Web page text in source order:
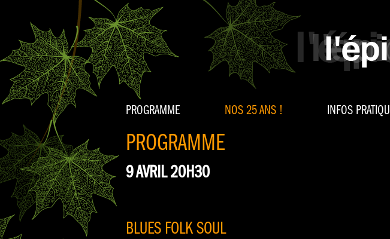
PROGRAMME NOS 25 ANS ! INFOS
PROGRAMME
9 AVRIL 20H30
BLUES FOLK SOUL